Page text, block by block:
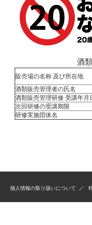
酒
販売場の名称 及び所在地
酒類販売管理者の氏名
酒類販売管理研修 受講年月
次回研修の受講期限
研修実施団体名
個人情報の取り扱いについて